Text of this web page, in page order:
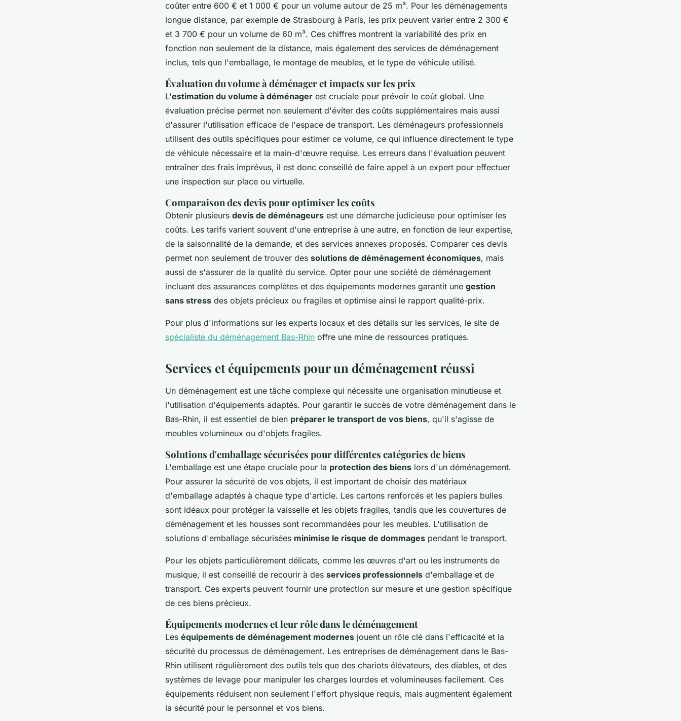
coûter entre 600 € et 1 000 € pour un volume autour de 25 m³. Pour les déménagements
longue distance, par exemple de Strasbourg à Paris, les prix peuvent varier entre 2 300 €
et 3 700 € pour un volume de 60 m³. Ces chiffres montrent la variabilité des prix en
fonction non seulement de la distance, mais également des services de déménagement
inclus, tels que l'emballage, le montage de meubles, et le type de véhicule utilisé.
Évaluation du volume à déménager et impacts sur les prix
L'estimation du volume à déménager est cruciale pour prévoir le coût global. Une
évaluation précise permet non seulement d'éviter des coûts supplémentaires mais aussi
d'assurer l'utilisation efficace de l'espace de transport. Les déménageurs professionnels
utilisent des outils spécifiques pour estimer ce volume, ce qui influence directement le type
de véhicule nécessaire et la main-d'œuvre requise. Les erreurs dans l'évaluation peuvent
entraîner des frais imprévus, il est donc conseillé de faire appel à un expert pour effectuer
une inspection sur place ou virtuelle.
Comparaison des devis pour optimiser les coûts
Obtenir plusieurs devis de déménageurs est une démarche judicieuse pour optimiser les
coûts. Les tarifs varient souvent d'une entreprise à une autre, en fonction de leur expertise,
de la saisonnalité de la demande, et des services annexes proposés. Comparer ces devis
permet non seulement de trouver des solutions de déménagement économiques, mais
aussi de s'assurer de la qualité du service. Opter pour une société de déménagement
incluant des assurances complètes et des équipements modernes garantit une gestion
sans stress des objets précieux ou fragiles et optimise ainsi le rapport qualité-prix.
Pour plus d'informations sur les experts locaux et des détails sur les services, le site de
spécialiste du déménagement Bas-Rhin offre une mine de ressources pratiques.
Services et équipements pour un déménagement réussi
Un déménagement est une tâche complexe qui nécessite une organisation minutieuse et
l'utilisation d'équipements adaptés. Pour garantir le succès de votre déménagement dans le
Bas-Rhin, il est essentiel de bien préparer le transport de vos biens, qu'il s'agisse de
meubles volumineux ou d'objets fragiles.
Solutions d'emballage sécurisées pour différentes catégories de biens
L'emballage est une étape cruciale pour la protection des biens lors d'un déménagement.
Pour assurer la sécurité de vos objets, il est important de choisir des matériaux
d'emballage adaptés à chaque type d'article. Les cartons renforcés et les papiers bulles
sont idéaux pour protéger la vaisselle et les objets fragiles, tandis que les couvertures de
déménagement et les housses sont recommandées pour les meubles. L'utilisation de
solutions d'emballage sécurisées minimise le risque de dommages pendant le transport.
Pour les objets particulièrement délicats, comme les œuvres d'art ou les instruments de
musique, il est conseillé de recourir à des services professionnels d'emballage et de
transport. Ces experts peuvent fournir une protection sur mesure et une gestion spécifique
de ces biens précieux.
Équipements modernes et leur rôle dans le déménagement
Les équipements de déménagement modernes jouent un rôle clé dans l'efficacité et la
sécurité du processus de déménagement. Les entreprises de déménagement dans le Bas-
Rhin utilisent régulièrement des outils tels que des chariots élévateurs, des diables, et des
systèmes de levage pour manipuler les charges lourdes et volumineuses facilement. Ces
équipements réduisent non seulement l'effort physique requis, mais augmentent également
la sécurité pour le personnel et vos biens.